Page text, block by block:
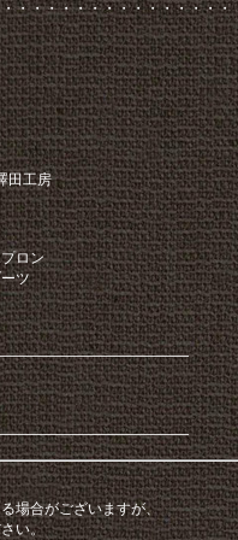
・・・・・・・・・・・・・・・
田工房
ロン
ツ
場合がございますが、
い。